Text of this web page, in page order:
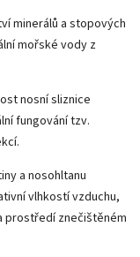
minerálů a stopových
mořské vody z
nosní sliznice
fungování tzv.
a nosohltanu
vlhkostí vzduchu,
prostředí znečištěném